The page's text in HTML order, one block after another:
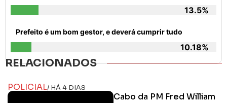
13.5%
Prefeito é um bom gestor, e deverá cumprir tudo
10.18%
RELACIONADOS
POLICIAL/ HÁ 4 DIAS
Cabo da PM Fred William